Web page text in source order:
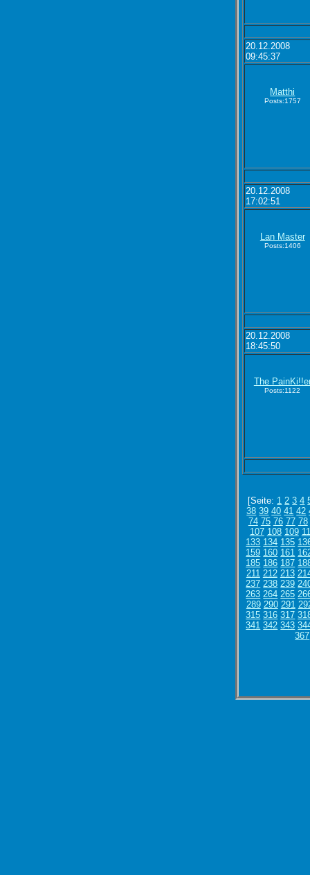
20.12.2008
09:45:37
Matthi
Posts:1757
20.12.2008
17:02:51
Lan Master
Posts:1406
20.12.2008
18:45:50
The
Posts:1122
[Seite: 1 2 3 4
38 39 40 41 42
74 75 76 77 78
107 108 109
133 134 135
159 160 161
185 186 187
211 212 213
237 238 239
263 264 265
289 290 291
315 316 317
341 342 343
367